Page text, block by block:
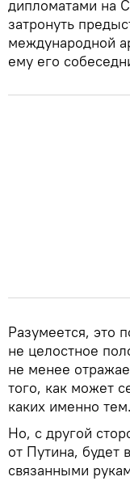
дипломатами на
затронуть
международной
ему его
Разумеется, это
не целостное
не менее
того, как может
каких именно тем.
Но, с другой
от Путина, будет
связанными